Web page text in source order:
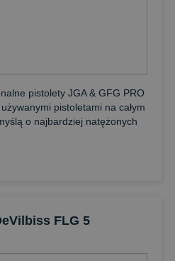
pistolety JGA & GFG PRO
pistoletami na całym
o najbardziej natężonych
FLG 5